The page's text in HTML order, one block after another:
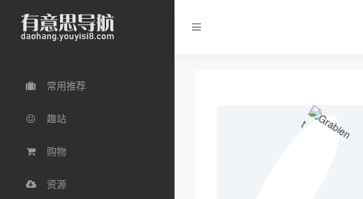
常用推荐
趣站
购物
资源